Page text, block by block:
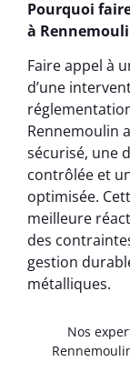
Pourquoi
à
Faire appel à
d’une
Rennemoulin
sécurisé, une
contrôlée et
optimisée.
meilleure
des
gestion
métalliques.
Nos